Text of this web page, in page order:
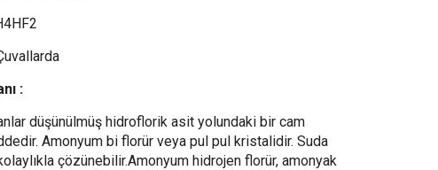
:
düşünülmüş hidroflorik asit yolundaki bir cam
Amonyum bi florür veya pul pul kristalidir. Suda
çözünebilir.Amonyum hidrojen florür, amonyak